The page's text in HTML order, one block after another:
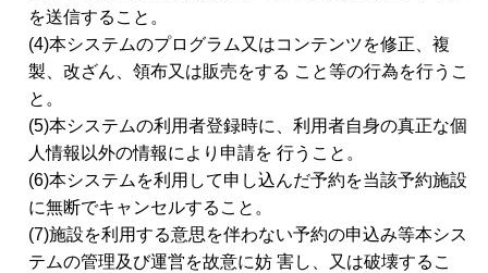
を送信すること。
(4)本システムのプログラム又はコンテンツを修正、複
製、改ざん、領布又は販売をする こと等の行為を行うこ
と。
(5)本システムの利用者登録時に、利用者自身の真正な個
人情報以外の情報により申請を 行うこと。
(6)本システムを利用して申し込んだ予約を当該予約施設
に無断でキャンセルすること。
(7)施設を利用する意思を伴わない予約の申込み等本シス
テムの管理及び運営を故意に妨 害し、又は破壊するこ